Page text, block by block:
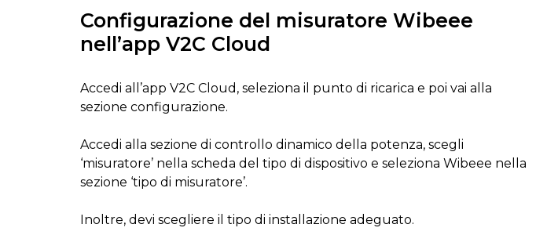
Configurazione del misuratore Wibeee
nell’app V2C Cloud
Accedi all’app V2C Cloud, seleziona il punto di ricarica e poi vai alla
sezione configurazione.
Accedi alla sezione di controllo dinamico della potenza, scegli
‘misuratore’ nella scheda del tipo di dispositivo e seleziona Wibeee nella
sezione ‘tipo di misuratore’.
Inoltre, devi scegliere il tipo di installazione adeguato.